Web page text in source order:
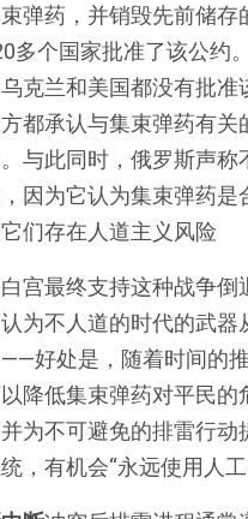
弹药，并销毁先前储存
多个国家批准了该公约
克兰和美国都没有批准
都承认与集束弹药有关
与此同时，俄罗斯声称
因为它认为集束弹药是
们存在人道主义风险
宫最终支持这种战争
为不人道的时代的武器
好处是，随着时间的
降低集束弹药对平民的
为不可避免的排雷行动
，有机会“永远使用人工